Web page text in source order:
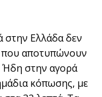
στην Ελλάδα δεν
που αποτυπώνουν
Ήδη στην αγορά
κόπωσης, με